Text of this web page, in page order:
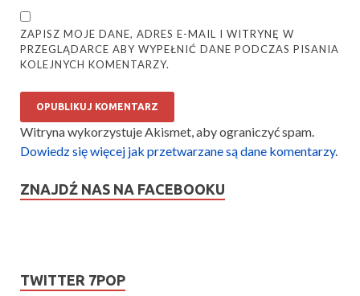
ZAPISZ MOJE DANE, ADRES E-MAIL I WITRYNĘ W
PRZEGLĄDARCE ABY WYPEŁNIĆ DANE PODCZAS PISANIA
KOLEJNYCH KOMENTARZY.
Witryna wykorzystuje Akismet, aby ograniczyć spam.
Dowiedz się więcej jak przetwarzane są dane komentarzy.
ZNAJDŹ NAS NA FACEBOOKU
TWITTER 7POP